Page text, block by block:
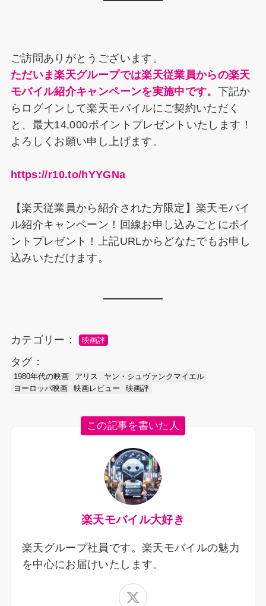
o
o
k
s
n
y
ご訪問ありがとうございます。
ただいま楽天グループでは楽天従業員からの楽天
モバイル紹介キャンペーンを実施中です。 下記か
らログインして楽天モバイルにご契約いただく
と、最大14,000ポイントプレゼントいたします！
よろしくお願い申し上げます。
https://r10.to/hYYGNa
【楽天従業員から紹介された方限定】楽天モバイ
ル紹介キャンペーン！回線お申し込みごとにポイ
ントプレゼント！上記URLからどなたでもお申し
込みいただけます。
カテゴリー： 映画評
タグ：
1980年代の映画 アリス
ヤン・シュヴァンクマイエル
ヨーロッパ映画
映画レビュー 映画評
この記事を書いた人
楽天モバイル大好き
楽天グループ社員です。楽天モバイルの魅力
を中心にお届けいたします。